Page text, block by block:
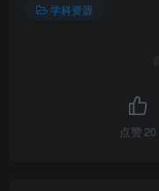
学科资源
点赞20